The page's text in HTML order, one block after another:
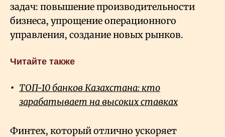
задач: повышение производительности
бизнеса, упрощение операционного
управления, создание новых рынков.
Читайте также
ТОП-10 банков Казахстана: кто
зарабатывает на высоких ставках
Финтех, который отлично ускоряет